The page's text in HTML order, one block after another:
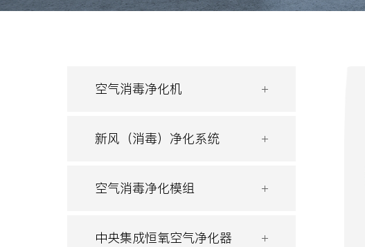
空气消毒净化机
新风（消毒）净化系统
空气消毒净化模组
中央集成恒氧空气净化器